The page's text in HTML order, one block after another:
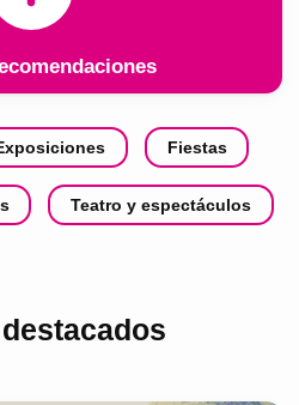
Fiestas
Teatro y espectáculos